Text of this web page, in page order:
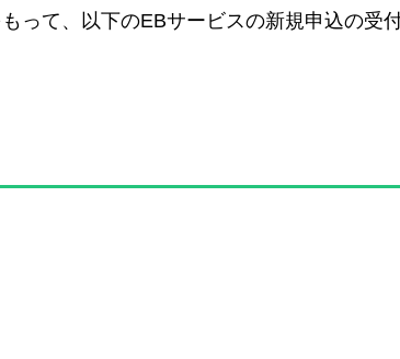
って、以下のEBサービスの新規申込の受